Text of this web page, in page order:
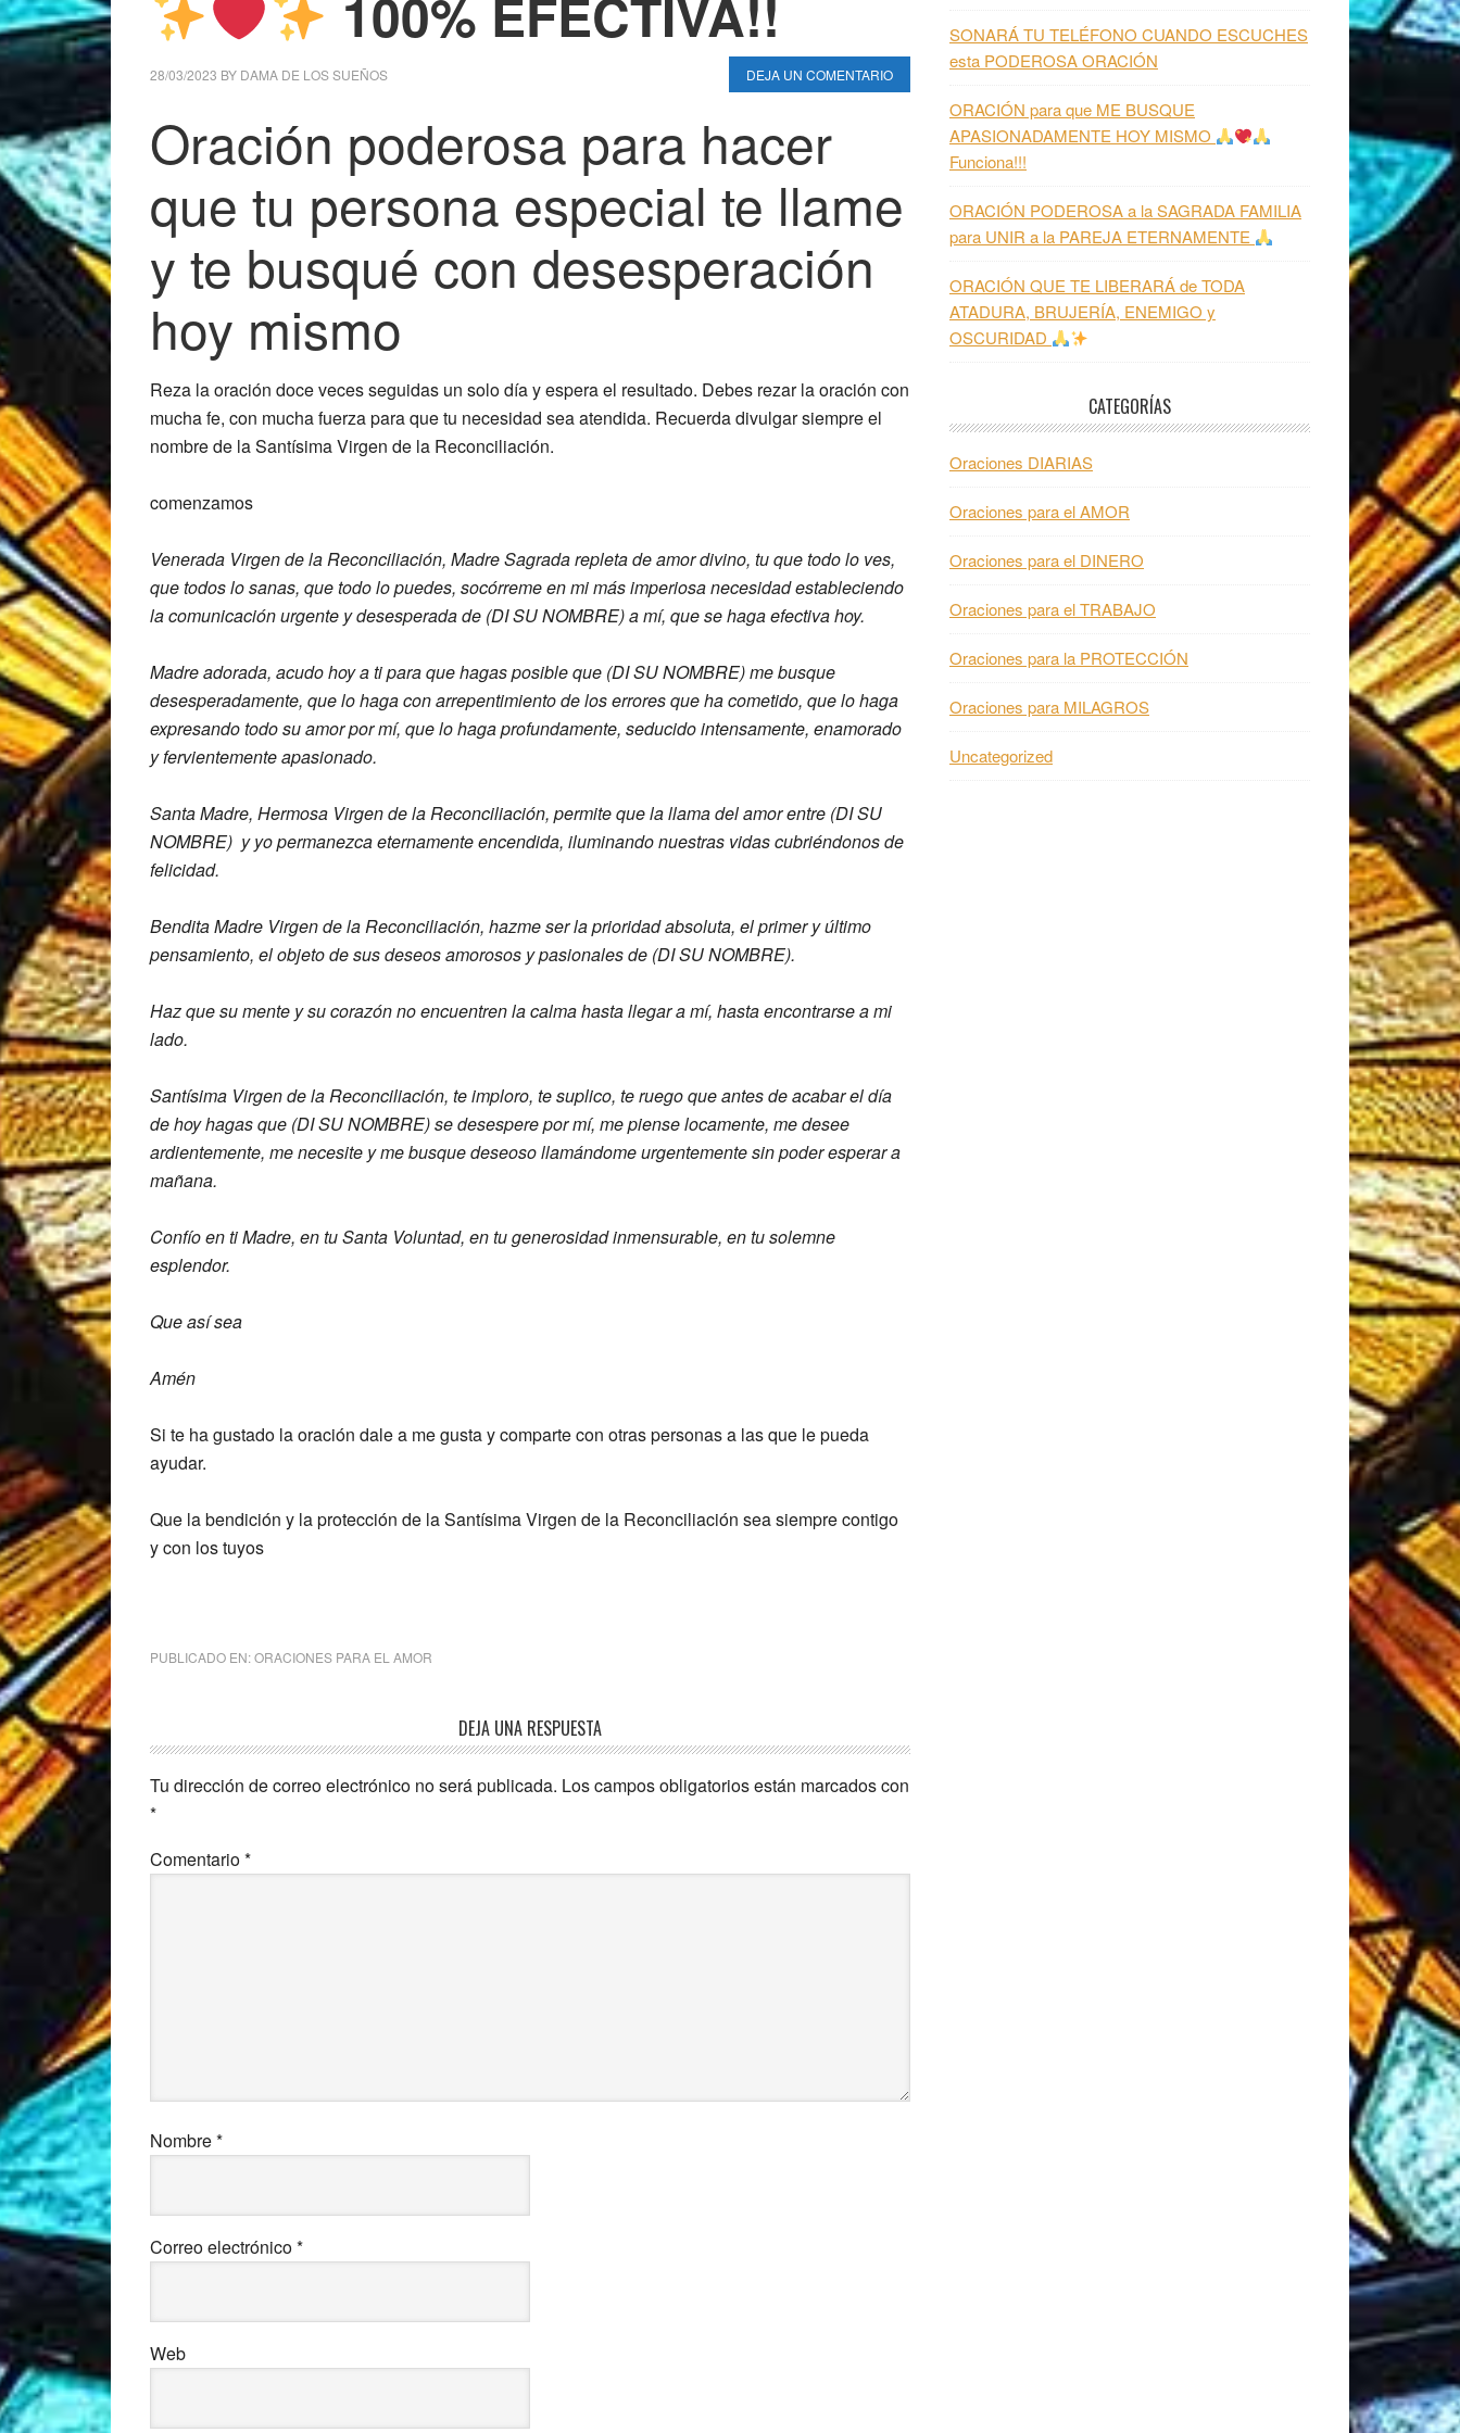
100% EFECTIVA!!
28/03/2023 BY DAMA DE LOS SUEÑOS DEJA UN COMENTARIO
Oración poderosa para hacer
que tu persona especial te llame
y te busqué con desesperación
hoy mismo
Reza la oración doce veces seguidas un solo díay espera el resultado. Debes rezar la oración con
mucha fe, con mucha fuerza para que tu necesidad sea atendida. Recuerda divulgar siempre el
nombre de la Santísima Virgen de la Reconciliación.
comenzamos
Venerada Virgen de la Reconciliación, Madre Sagrada repleta de amor divino, tuque todo lo ves,
que todos lo sanas, quetodo lo puedes, socórreme en mi más imperiosa necesidadestableciendo
la comunicación urgente ydesesperada de (DI SU NOMBRE) a mí, que sehaga efectiva hoy.
Madre adorada, acudo hoy a ti para quehagas posible que (DI SU NOMBRE) me busque
desesperadamente, que lo haga con arrepentimiento de loserrores que ha cometido, que lo haga
expresando todo su amor por mí, que lohaga profundamente, seducidointensamente, enamorado
y fervientementeapasionado.
Santa Madre, Hermosa Virgen de la Reconciliación, permite que la llama del amor entre (DI SU
NOMBRE) y yopermanezca eternamente encendida, iluminando nuestras vidas cubriéndonosde
felicidad.
Bendita Madre Virgen de la Reconciliación, hazme ser la prioridad absoluta, el primer y último
pensamiento, el objeto de sus deseos amorosos ypasionales de (DI SU NOMBRE).
Haz que sumente y su corazón no encuentren lacalma hasta llegar a mí, hastaencontrarse a mi
lado.
Santísima Virgen de la Reconciliación, te imploro, te suplico, te ruego que antesde acabar el día
de hoy hagas que (DI SU NOMBRE)se desespere por mí, me pienselocamente, me desee
ardientemente, me necesite y me busque deseoso llamándomeurgentemente sin poder esperar a
mañana.
Confío en ti Madre, en tu Santa Voluntad, en tu generosidad inmensurable, en tusolemne
esplendor.
Que así sea
Amén
Si te ha gustado la oración dale a me gusta y comparte con otras personas a las que le pueda
ayudar.
Que la bendición y la protección de la Santísima Virgen de la Reconciliación sea siempre contigo
y con los tuyos
PUBLICADO EN:ORACIONES PARA EL AMOR
con
los
lectores
DEJA UNA RESPUESTA
Tu dirección de correo electrónico no será publicada. Los campos obligatorios están marcados con
*
Comentario*
Nombre*
Correo electrónico*
Web
SONARÁ TU TELÉFONO CUANDO ESCUCHES
esta PODEROSA ORACIÓN
ORACIÓN para que ME BUSQUE
APASIONADAMENTE HOY MISMO
Funciona!!!
ORACIÓN PODEROSA a la SAGRADA FAMILIA
para UNIR a la PAREJA ETERNAMENTE
ORACIÓN QUE TE LIBERARÁ de TODA
ATADURA, BRUJERÍA, ENEMIGO y
OSCURIDAD
CATEGORÍAS
Oraciones DIARIAS
Oraciones para el AMOR
Oraciones para el DINERO
Oraciones para el TRABAJO
Oraciones para la PROTECCIÓN
Oraciones para MILAGROS
Uncategorized